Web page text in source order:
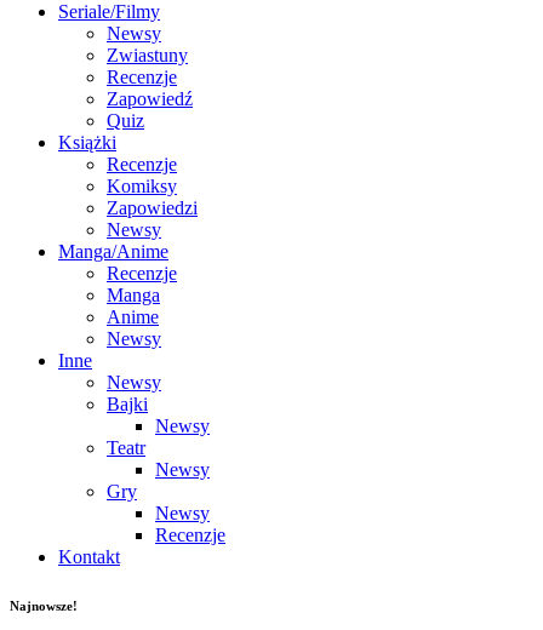
Seriale/Filmy
Newsy
Zwiastuny
Recenzje
Zapowiedź
Quiz
Książki
Recenzje
Komiksy
Zapowiedzi
Newsy
Manga/Anime
Recenzje
Manga
Anime
Newsy
Inne
Newsy
Bajki
Newsy
Teatr
Newsy
Gry
Newsy
Recenzje
Kontakt
Najnowsze!